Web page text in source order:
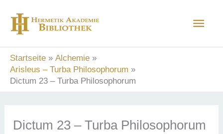
Inhalt
springen
Startseite
Alchemie
Arisleus – Turba Philosophorum
Dictum 23 – Turba Philosophorum
Dictum 23 – Turba Philosophorum